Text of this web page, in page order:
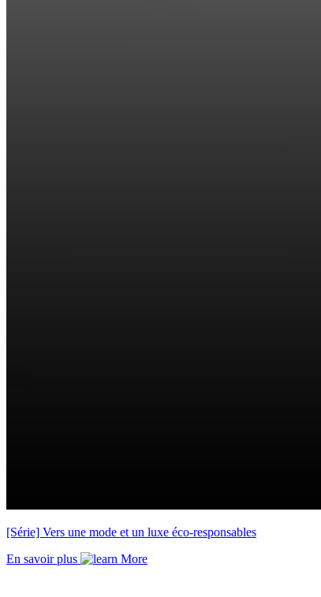
[Série] Vers une mode et un luxe éco-responsables
En savoir plus